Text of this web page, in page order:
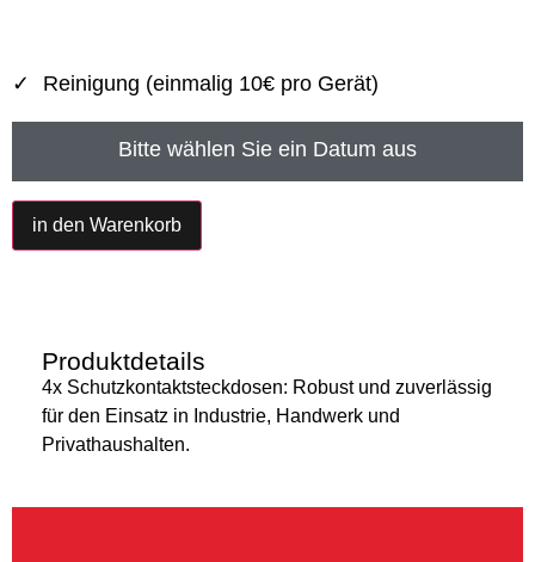
Reinigung (einmalig 10€ pro Gerät)
Bitte wählen Sie ein Datum aus
in den Warenkorb
Produktdetails
4x Schutzkontaktsteckdosen: Robust und zuverlässig
für den Einsatz in Industrie, Handwerk und
Privathaushalten.